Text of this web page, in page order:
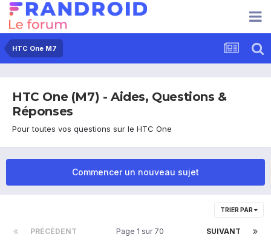
HTC One M7
HTC One (M7) - Aides, Questions &
Réponses
Pour toutes vos questions sur le HTC One
Commencer un nouveau sujet
TRIER PAR
PRÉCÉDENT SUIVANT
Page 1 sur 70